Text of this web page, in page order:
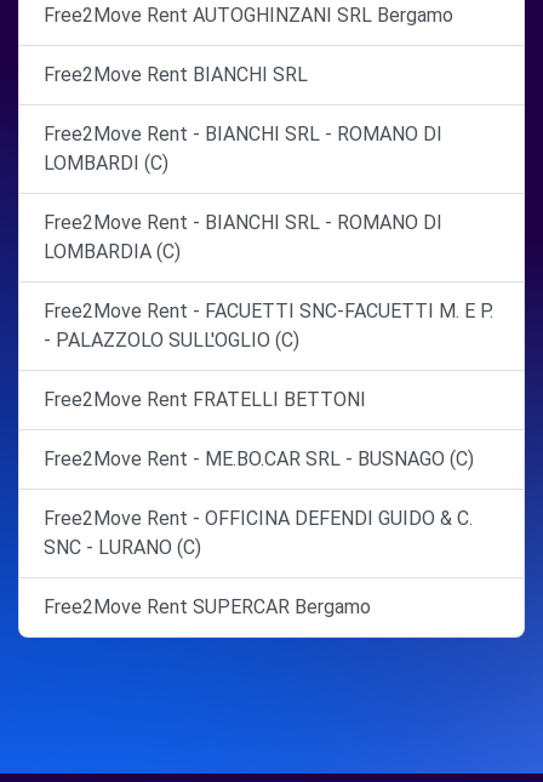
Free2Move Rent AUTOGHINZANI SRL Bergamo
Free2Move Rent BIANCHI SRL
Free2Move Rent - BIANCHI SRL - ROMANO DI
LOMBARDI (C)
Free2Move Rent - BIANCHI SRL - ROMANO DI
LOMBARDIA (C)
Free2Move Rent - FACUETTI SNC-FACUETTI M. E P.
- PALAZZOLO SULL'OGLIO (C)
Free2Move Rent FRATELLI BETTONI
Free2Move Rent - ME.BO.CAR SRL - BUSNAGO (C)
Free2Move Rent - OFFICINA DEFENDI GUIDO & C.
SNC - LURANO (C)
Free2Move Rent SUPERCAR Bergamo